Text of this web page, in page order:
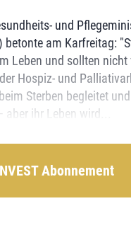
und
betonte am Karfreitag:
Leben und sollten nicht
Hospiz- und
Sterben begleitet
aber ihr Leben wird...
Abonnement